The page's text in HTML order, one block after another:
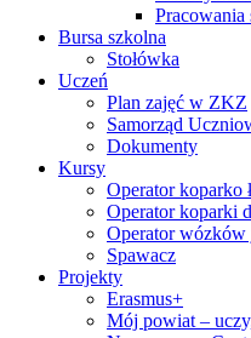
Pracowania
Bursa szkolna
Stołówka
Uczeń
Plan zajęć w ZKZ
Samorząd
Dokumenty
Kursy
Operator koparko
Operator koparki
Operator
Spawacz
Projekty
Erasmus+
Mój powiat –